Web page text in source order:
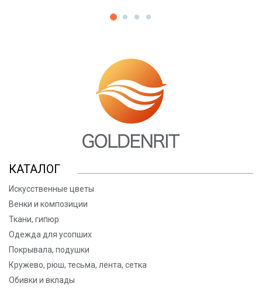
КАТАЛОГ
Искусственные цветы
Венки и композиции
Ткани, гипюр
Одежда для усопших
Покрывала, подушки
Кружево, рюш, тесьма, лента, сетка
Обивки и вклады